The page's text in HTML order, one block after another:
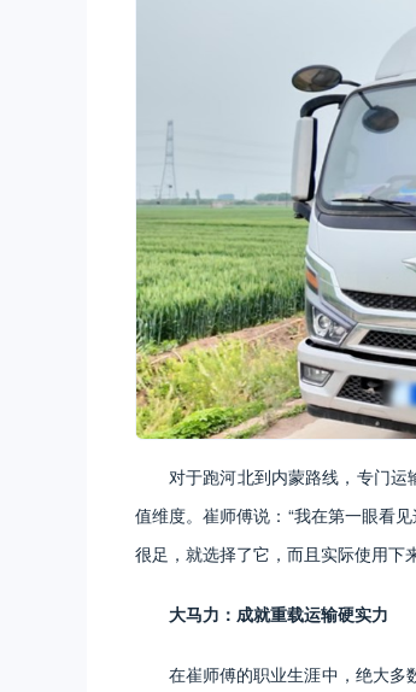
对于跑河北到内蒙路线，专门运
值维度。崔师傅说：“我在第一眼看
很足，就选择了它，而且实际使用下
大马力：成就重载运输硬实力
在崔师傅的职业生涯中，绝大多